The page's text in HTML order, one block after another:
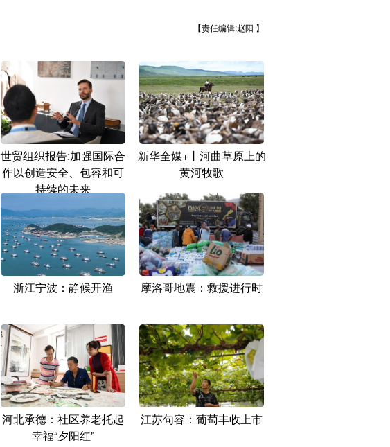
【责任编辑:赵阳 】
世贸组织报告:加强国际合
作以创造安全、包容和可
持续的未来
新华全媒+丨河曲草原上的
黄河牧歌
浙江宁波：静候开渔 摩洛哥地震：救援进行时
河北承德：社区养老托起
幸福“夕阳红”
江苏句容：葡萄丰收上市